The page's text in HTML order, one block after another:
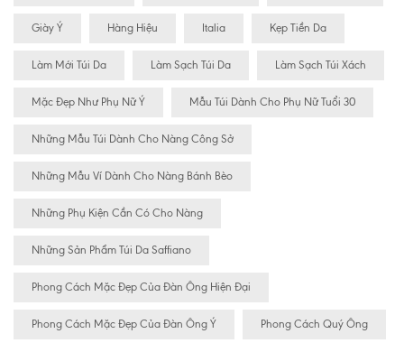
Giày Ý Hàng Hiệu Italia Kẹp Tiền Da
Làm Mới Túi Da Làm Sạch Túi Da Làm Sạch Túi Xách
Mặc Đẹp Như Phụ Nữ Ý Mẫu Túi Dành Cho Phụ Nữ Tuổi 30
Những Mẫu Túi Dành Cho Nàng Công Sở
Những Mẫu Ví Dành Cho Nàng Bánh Bèo
Những Phụ Kiện Cần Có Cho Nàng
Những Sản Phẩm Túi Da Saffiano
Phong Cách Mặc Đẹp Của Đàn Ông Hiện Đại
Phong Cách Mặc Đẹp Của Đàn Ông Ý Phong Cách Quý Ông